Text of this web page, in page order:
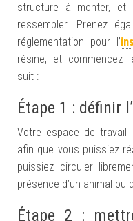
structure à monter, et
ressembler. Prenez
réglementation pour l’
résine, et commencez
suit :
Étape 1 : définir
Votre espace de travail
afin que vous puissiez
puissiez circuler
présence d’un animal ou
Étape 2 :